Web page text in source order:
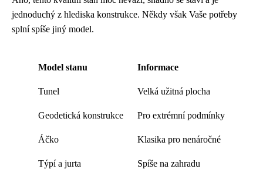
jednoduchý z hlediska konstrukce. Někdy však Vaše potřeby
splní spíše jiný model.
Model stanu Informace
Tunel Velká užitná plocha
Geodetická konstrukce Pro extrémní podmínky
Áčko Klasika pro nenáročné
Týpí a jurta Spíše na zahradu